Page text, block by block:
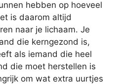
hebben op hoeveel
is daarom altijd
naar je lichaam. Je
die kerngezond is,
als iemand die heel
die moet herstellen is
om wat extra uurtjes